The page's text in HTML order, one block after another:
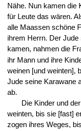
Nähe. Nun kamen die
für Leute das wären.
alle Maassen schöne
ihrem Herrn. Der
kamen, nahmen die
ihr Mann und ihre
weinen [und weinten],
Jude seine Karawane
ab.
Die Kinder und
weinten, bis sie [fast]
zogen ihres Weges,